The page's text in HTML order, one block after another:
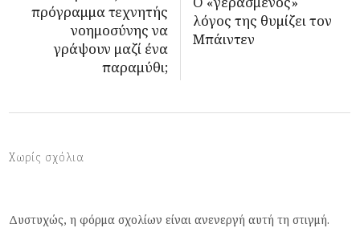
πρόγραμμα τεχνητής
νοημοσύνης να
γράψουν μαζί ένα
παραμύθι;
λόγος της θυμίζει τον
Μπάιντεν
Χωρίς σχόλια
Δυστυχώς, η φόρμα σχολίων είναι ανενεργή αυτή τη στιγμή.